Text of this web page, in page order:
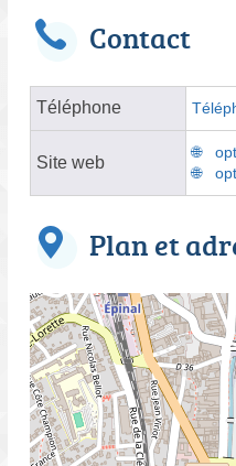
Contact
Téléphone
Site web
Plan et